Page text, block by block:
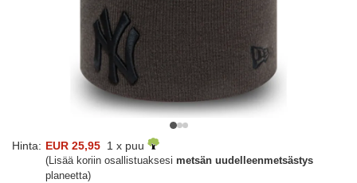
Hinta: EUR 25,95 1 x puu
(Lisää koriin osallistuaksesi metsän uudelleenmetsästys
planeetta)